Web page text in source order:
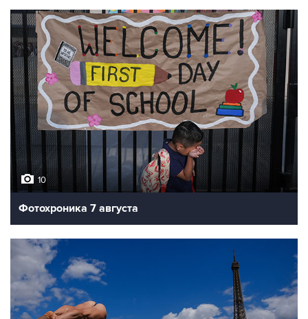
10
Фотохроника 7 августа